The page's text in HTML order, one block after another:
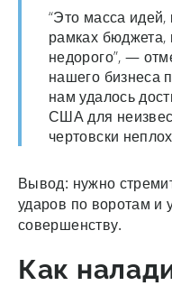
“Это масса
рамках бюджета,
недорого”, —
нашего бизнеса
нам удалось
США для
чертовски
Вывод: нужно
ударов по воротам и
совершенству.
Как